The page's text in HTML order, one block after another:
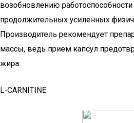
возобновлению
продолжительных усиленных
Производитель рекомендует
массы, ведь прием капсул
жира.
L-CARNITINE